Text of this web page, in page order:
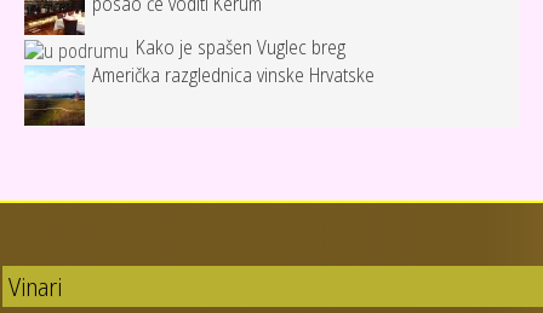
Kako je spašen Vuglec breg
Američka razglednica vinske Hrvatske
Vinari